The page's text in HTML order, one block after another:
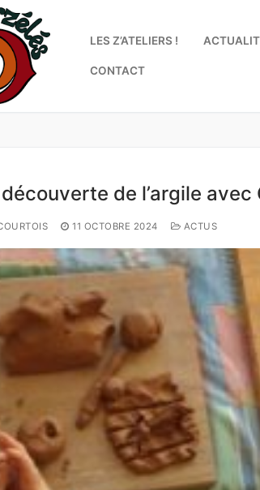
LES Z’ATELIERS !
CONTACT
de l’argile
11 OCTOBRE 2024 ACTUS